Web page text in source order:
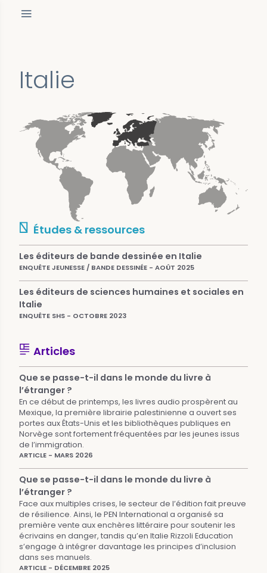
Italie
Études & ressources
Les éditeurs de bande dessinée en Italie
ENQUÊTE JEUNESSE / BANDE DESSINÉE - AOÛT 2025
Les éditeurs de sciences humaines et sociales en
Italie
ENQUÊTE SHS - OCTOBRE 2023
Articles
Que se passe-t-il dans le monde du livre à
l’étranger ?
En ce début de printemps, les livres audio prospèrent au
Mexique, la première librairie palestinienne a ouvert ses
portes aux États-Unis et les bibliothèques publiques en
Norvège sont fortement fréquentées par les jeunes issus
de l’immigration.
ARTICLE - MARS 2026
Que se passe-t-il dans le monde du livre à
l’étranger ?
Face aux multiples crises, le secteur de l’édition fait preuve
de résilience. Ainsi, le PEN International a organisé sa
première vente aux enchères littéraire pour soutenir les
écrivains en danger, tandis qu’en Italie Rizzoli Education
s’engage à intégrer davantage les principes d’inclusion
dans ses manuels.
ARTICLE - DÉCEMBRE 2025